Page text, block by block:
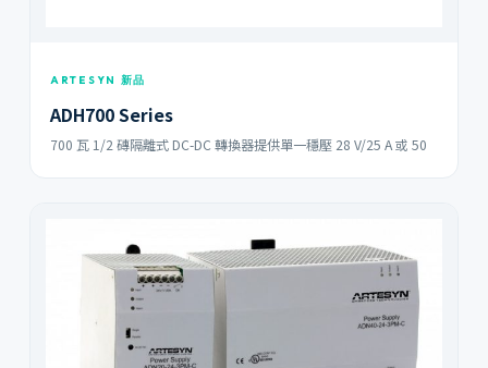
ARTESYN 新品
ADH700 Series
700 瓦 1/2 磚隔離式 DC-DC 轉換器提供單一穩壓 28 V/25 A 或 50